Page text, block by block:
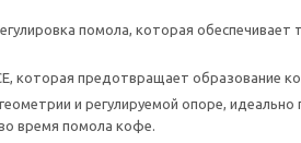
помола, которая
которая предотвращает образование
и регулируемой опоре,
время помола кофе.